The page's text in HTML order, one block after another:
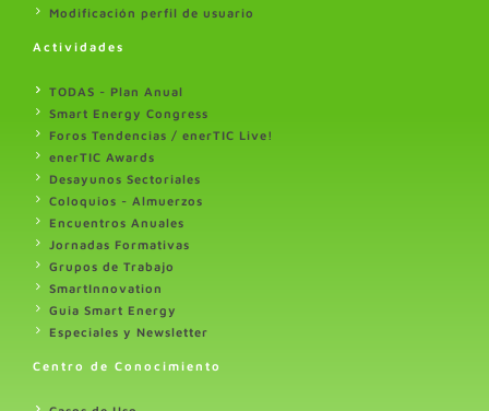
Modificación perfil de usuario
Actividades
TODAS - Plan Anual
Smart Energy Congress
Foros Tendencias / enerTIC Live!
enerTIC Awards
Desayunos Sectoriales
Coloquios - Almuerzos
Encuentros Anuales
Jornadas Formativas
Grupos de Trabajo
SmartInnovation
Guia Smart Energy
Especiales y Newsletter
Centro de Conocimiento